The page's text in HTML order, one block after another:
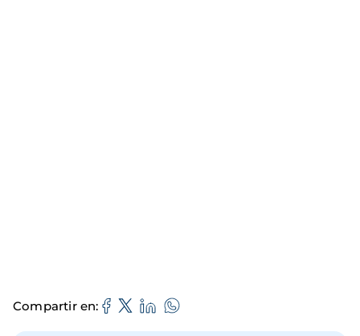
Compartir en